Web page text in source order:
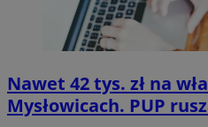
Nawet 42 tys. zł na
Mysłowicach. PUP